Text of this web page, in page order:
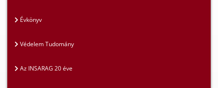
Évkönyv
Védelem Tudomány
Az INSARAG 20 éve